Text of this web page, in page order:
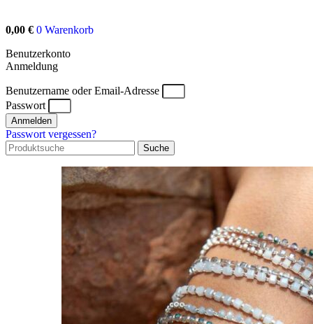
0,00 € 0 Warenkorb
Benutzerkonto
Anmeldung
Benutzername oder Email-Adresse
Passwort
Anmelden
Passwort vergessen?
Suche